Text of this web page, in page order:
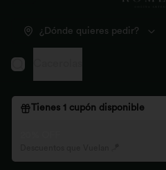
¿Dónde quieres pedir?
Tienes 1 cupón disponible